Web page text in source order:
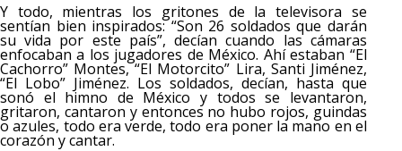
Y todo, mientras los gritones de la televisora se
sentían bien inspirados: “Son 26 soldados que darán
su vida por este país”, decían cuando las cámaras
enfocaban a los jugadores de México. Ahí estaban “El
Cachorro” Montes, “El Motorcito” Lira, Santi Jiménez,
“El Lobo” Jiménez. Los soldados, decían, hasta que
sonó el himno de México y todos se levantaron,
gritaron, cantaron y entonces no hubo rojos, guindas
o azules, todo era verde, todo era poner la mano en el
corazón y cantar.